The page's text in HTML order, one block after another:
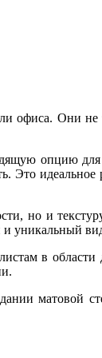
офиса. Они
опцию
Это
но и
и уникальный
в
матовой